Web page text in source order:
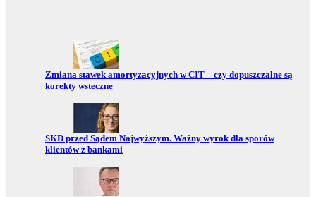
Przejdź do:
Zmiana stawek amortyzacyjnych w CIT – czy dopuszczalne są
korekty wsteczne
Przejdź do:
SKD przed Sądem Najwyższym. Ważny wyrok dla sporów
klientów z bankami